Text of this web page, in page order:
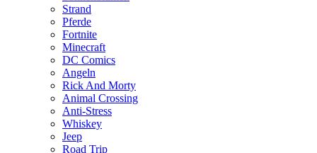
Strand
Pferde
Fortnite
Minecraft
DC Comics
Angeln
Rick And Morty
Animal Crossing
Anti-Stress
Whiskey
Jeep
Road Trip